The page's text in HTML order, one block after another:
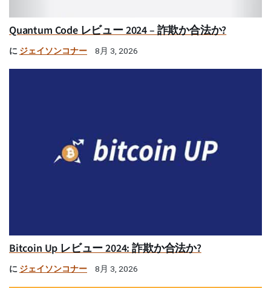
Quantum Code レビュー 2024 – 詐欺か合法か?
に ジェイソンコナー 8月 3, 2026
Bitcoin Up レビュー 2024: 詐欺か合法か?
に ジェイソンコナー 8月 3, 2026